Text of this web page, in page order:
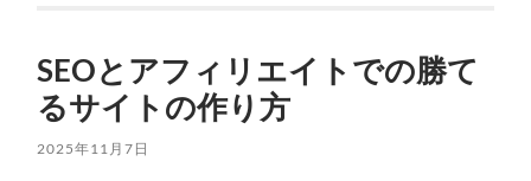
SEOとアフィリエイトでの勝て
るサイトの作り方
2025年11月7日